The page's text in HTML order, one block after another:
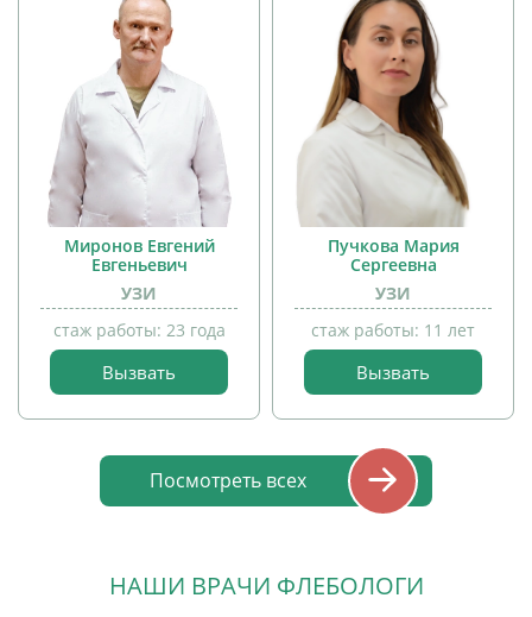
детей
Миронов Евгений
Евгеньевич
УЗИ
стаж работы: 23 года
Вызвать
Пучкова Мария
Сергеевна
УЗИ
стаж работы: 11 лет
Вызвать
Посмотреть всех
НАШИ ВРАЧИ ФЛЕБОЛОГИ